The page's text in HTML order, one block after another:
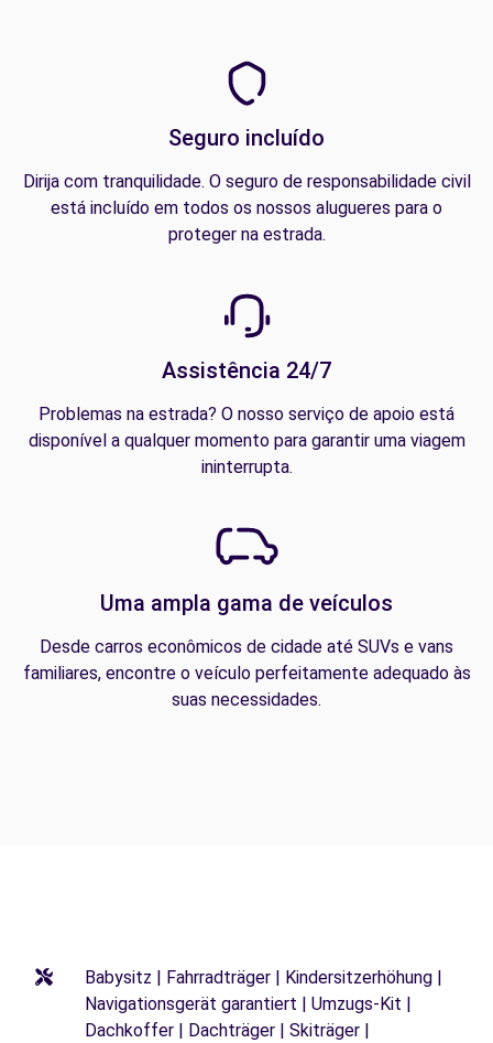
Seguro incluído
Dirija com tranquilidade. O seguro de responsabilidade civil
está incluído em todos os nossos alugueres para o
proteger na estrada.
Assistência 24/7
Problemas na estrada? O nosso serviço de apoio está
disponível a qualquer momento para garantir uma viagem
ininterrupta.
Uma ampla gama de veículos
Desde carros econômicos de cidade até SUVs e vans
familiares, encontre o veículo perfeitamente adequado às
suas necessidades.
Babysitz | Fahrradträger | Kindersitzerhöhung |
Navigationsgerät garantiert | Umzugs-Kit |
Dachkoffer | Dachträger | Skiträger |